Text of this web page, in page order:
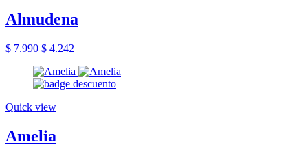
Almudena
$ 7.990 $ 4.242
Quick view
Amelia